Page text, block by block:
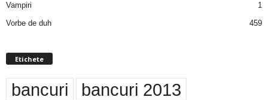
Vampiri
1
Vorbe de duh
459
Etichete
bancuri bancuri 2013